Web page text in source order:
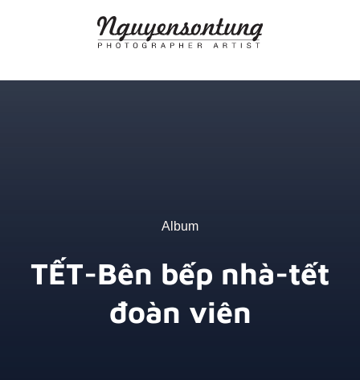
Album
TẾT-Bên bếp nhà-tết
đoàn viên